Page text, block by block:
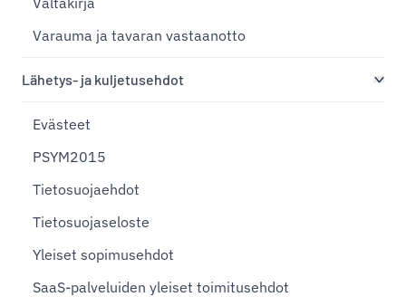
Varauma ja tavaran vastaanotto
Lähetys- ja kuljetusehdot
Evästeet
PSYM2015
Tietosuojaehdot
Tietosuojaseloste
Yleiset sopimusehdot
SaaS-palveluiden yleiset toimitusehdot